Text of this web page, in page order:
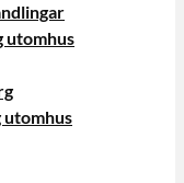
utomhus
utomhus